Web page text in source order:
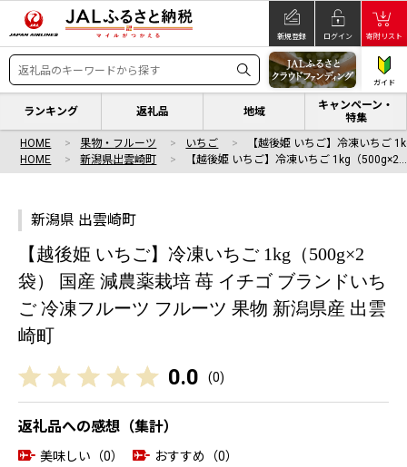
新規登録 ログイン 寄附リスト
ガイド
ランキング 返礼品 地域
キャンペーン・
特集
HOME 果物・フルーツ いちご
【越後姫 いちご】冷凍いちご
HOME
新潟県出雲崎町 【越後姫 いちご】冷凍いちご 1kg（500g×2…
新潟県 出雲崎町
【越後姫 いちご】冷凍いちご 1kg（500g×2
袋） 国産 減農薬栽培 苺 イチゴ ブランドいち
ご 冷凍フルーツ フルーツ 果物 新潟県産 出雲
崎町
0.0 (0)
返礼品への感想（集計）
美味しい（0）
おすすめ（0）